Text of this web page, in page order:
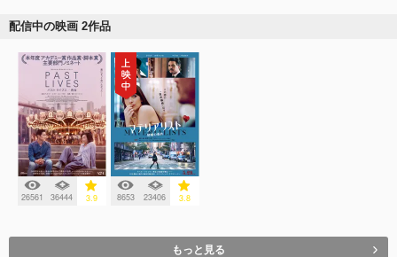
配信中の映画 2作品
26561 36444 3.9 8653 23406 3.8
もっと見る